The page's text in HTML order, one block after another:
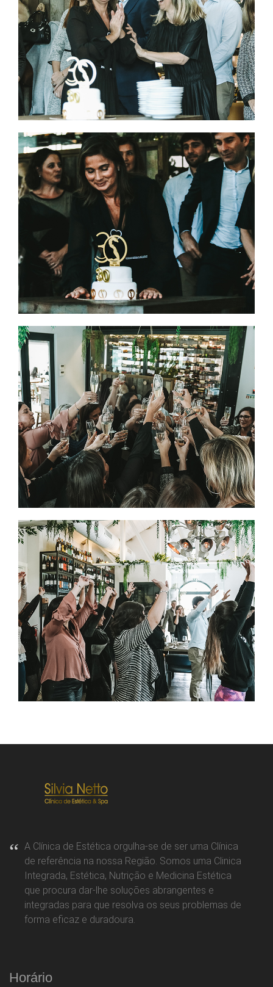
A Clínica de Estética orgulha-se de ser uma Clínica
de referência na nossa Região. Somos uma Clinica
Integrada, Estética, Nutrição e Medicina Estética
que procura dar-lhe soluções abrangentes e
integradas para que resolva os seus problemas de
forma eficaz e duradoura.
Horário